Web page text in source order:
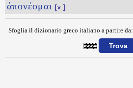
ἀπονέομαι [v.]
Sfoglia il dizionario greco italiano a partire da: